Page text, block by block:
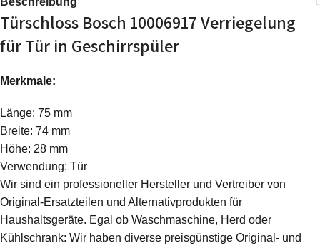
Türschloss Bosch 10006917 Verriegelung
für Tür in Geschirrspüler
Merkmale:
Länge: 75 mm
Breite: 74 mm
Höhe: 28 mm
Verwendung: Tür
Wir sind ein professioneller Hersteller und Vertreiber von
Original-Ersatzteilen und Alternativprodukten für
Haushaltsgeräte. Egal ob Waschmaschine, Herd oder
Kühlschrank: Wir haben diverse preisgünstige Original- und